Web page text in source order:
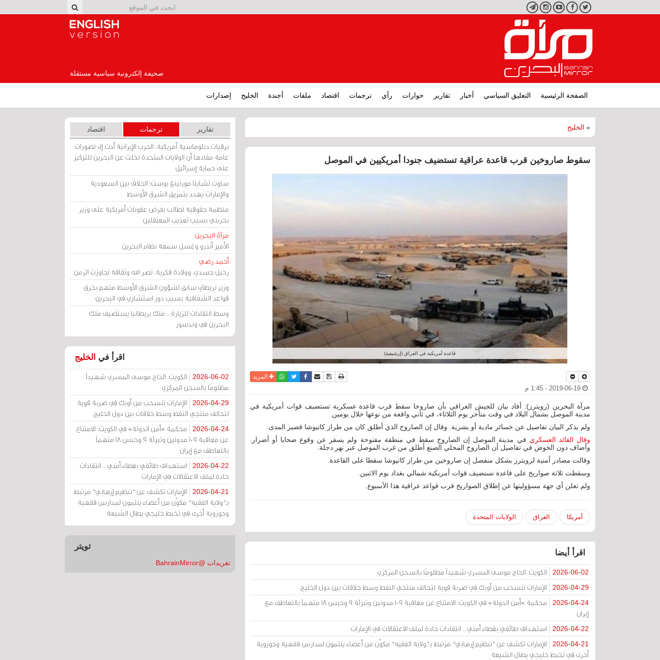
تويتر فيسبوكيوتيوبانستجرامتليجرام
صحيفة إلكترونية سياسية مستقلة
الصفحة الرئيسية التعليق السياسي أخبار تقارير حوارات رأي ترجمات اقتصاد ملفات أجندة الخليج إصدارات
» الخليج
سقوط صاروخين قرب قاعدة عراقية تستضيف جنودا أمريكيين في الموصل
قاعدة أمريكية في العراق (إرشيفية)
نسخة للطباعة
حفظ الموضوع
أرسل الى صديق
فيسبوكتويترواتسابالمزيد
مرآة البحرين (رويترز): أفاد بيان للجيش العراقي بأن صاروخا سقط قرب قاعدة عسكرية تستضيف قوات أمريكية في
مدينة الموصل بشمال البلاد في وقت متأخر يوم الثلاثاء، في ثاني واقعة من نوعها خلال يومين.
ولم يذكر البيان تفاصيل عن خسائر مادية أو بشرية. وقال إن الصاروخ الذي أطلق كان من طراز كاتيوشا قصير المدى.
وقال القائد العسكري في مدينة الموصل إن الصاروخ سقط في منطقة مفتوحة ولم يسفر عن وقوع ضحايا أو أضرار.
وأضاف دون الخوض في تفاصيل أن الصاروخ المحلي الصنع أطلق من غرب الموصل عبر نهر دجلة.
وقالت مصادر أمنية لرويترز بشكل منفصل إن صاروخين من طراز كاتيوشا سقطا على القاعدة.
وسقطت ثلاثة صواريخ على قاعدة تستضيف قوات أمريكية شمالي بغداد يوم الاثنين.
ولم تعلن أي جهة مسؤوليتها عن إطلاق الصواريخ قرب قواعد عراقية هذا الأسبوع.
أمريكا العراق الولايات المتحدة
اقرأ أيضا
2026-06-02 الكويت: الحاج موسى المسري شهيداً مظلومًا بالسجن المركزي
2026-04-29 الإمارات تنسحب من أوبك في ضربة قوية لتحالف منتجي النفط وسط خلافات بين دول الخليج
2026-04-24
محكمة «أمن الدولة» في الكويت: الامتناع عن معاقبة 109 مدونين وتبرئة 9 وحبس 18 متهماً بالتعاطف مع
إيران
2026-04-22 استهداف طائفي بغطاء أمني .. انتقادات حادة لملف الاعتقالات في الإمارات
2026-04-21
الإمارات تكشف عن "تنظيم إرهابي" مرتبط بـ"ولاية الفقيه" مكوّن من أعضاء ينتمون لمدارس فقهية وحوزوية
أخرى في تخبط خليجي يطال الشيعة
تقارير ترجمات اقتصاد
برقيات دبلوماسية أمريكية: الحرب الإيرانية أدت إلى تصورات
عامة مفادها أن الولايات المتحدة تخلت عن البحرين للتركيز
على حماية إسرائيل
ساوث تشاينا مورنينغ بوست: الخلاف بين السعودية
والإمارات يهدد بتمزيق الشرق الأوسط
منظمة حقوقية تطالب بفرض عقوبات أمريكية على وزير
بحريني بسبب تعذيب المعتقلين
مرآة البحرين
الأمير أندرو وغسل سمعة نظام البحرين
أحمد رضي
رحيل جسدي، وولادة فكرية: نصر الله وثقافة تجاوزت الزمن
وزير بريطاني سابق لشؤون الشرق الأوسط متهم بخرق
قواعد الشفافية بسبب دور استشاري في البحرين
وسط انتقادات للزيارة .. ملك بريطانيا يستضيف ملك
البحرين في وندسور
اقرأ في الخليج
2026-06-02
الكويت: الحاج موسى المسري شهيداً
مظلومًا بالسجن المركزي
2026-04-29
الإمارات تنسحب من أوبك في ضربة قوية
لتحالف منتجي النفط وسط خلافات بين دول الخليج
2026-04-24
محكمة «أمن الدولة» في الكويت: الامتناع
عن معاقبة 109 مدونين وتبرئة 9 وحبس 18 متهماً
بالتعاطف مع إيران
2026-04-22
استهداف طائفي بغطاء أمني .. انتقادات
حادة لملف الاعتقالات في الإمارات
2026-04-21
الإمارات تكشف عن "تنظيم إرهابي" مرتبط
بـ"ولاية الفقيه" مكوّن من أعضاء ينتمون لمدارس فقهية
وحوزوية أخرى في تخبط خليجي يطال الشيعة
تويتر
تغريدات @BahrainMirror